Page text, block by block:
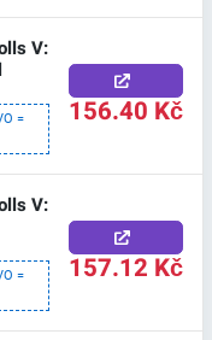
V:
=
156.40 Kč
V:
=
157.12 Kč